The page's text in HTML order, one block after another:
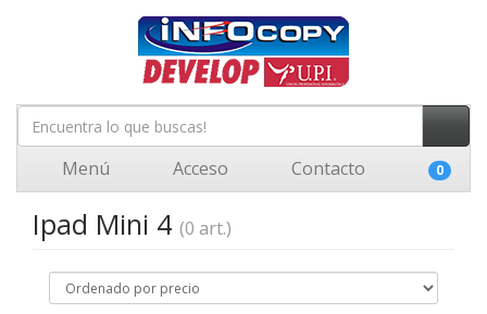
Menú Acceso Contacto 0
Ipad Mini 4 (0 art.)